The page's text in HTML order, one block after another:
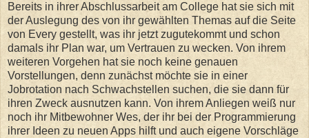
Bereits in ihrer Abschlussarbeit am College hat sie sich mit
der Auslegung des von ihr gewählten Themas auf die Seite
von Every gestellt, was ihr jetzt zugutekommt und schon
damals ihr Plan war, um Vertrauen zu wecken. Von ihrem
weiteren Vorgehen hat sie noch keine genauen
Vorstellungen, denn zunächst möchte sie in einer
Jobrotation nach Schwachstellen suchen, die sie dann für
ihren Zweck ausnutzen kann. Von ihrem Anliegen weiß nur
noch ihr Mitbewohner Wes, der ihr bei der Programmierung
ihrer Ideen zu neuen Apps hilft und auch eigene Vorschläge